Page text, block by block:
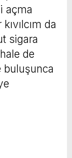
açma
da
sigara
de
buluşunca